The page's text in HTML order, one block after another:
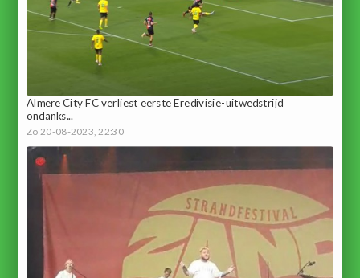
Almere City FC verliest eerste Eredivisie-uitwedstrijd
ondanks...
Zo 20-08-2023, 22:30